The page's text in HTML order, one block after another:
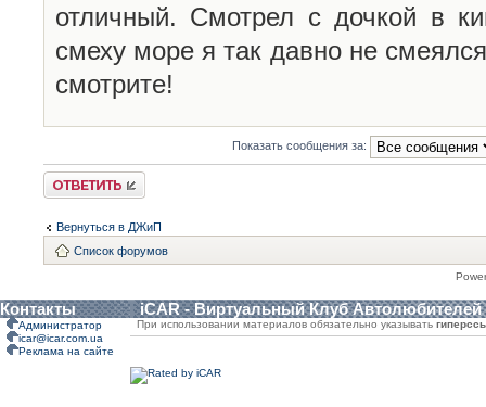
отличный. Смотрел с дочкой в
смеху море я так давно не
смотрите!
Показать сообщения за:
Ответить
Вернуться в ДЖиП
Список форумов
Контакты iCAR - Виртуальный Клуб Автолюбителей
Администратор
icar@icar.com.ua
Реклама на сайте
При использовании материалов обязательно указывать